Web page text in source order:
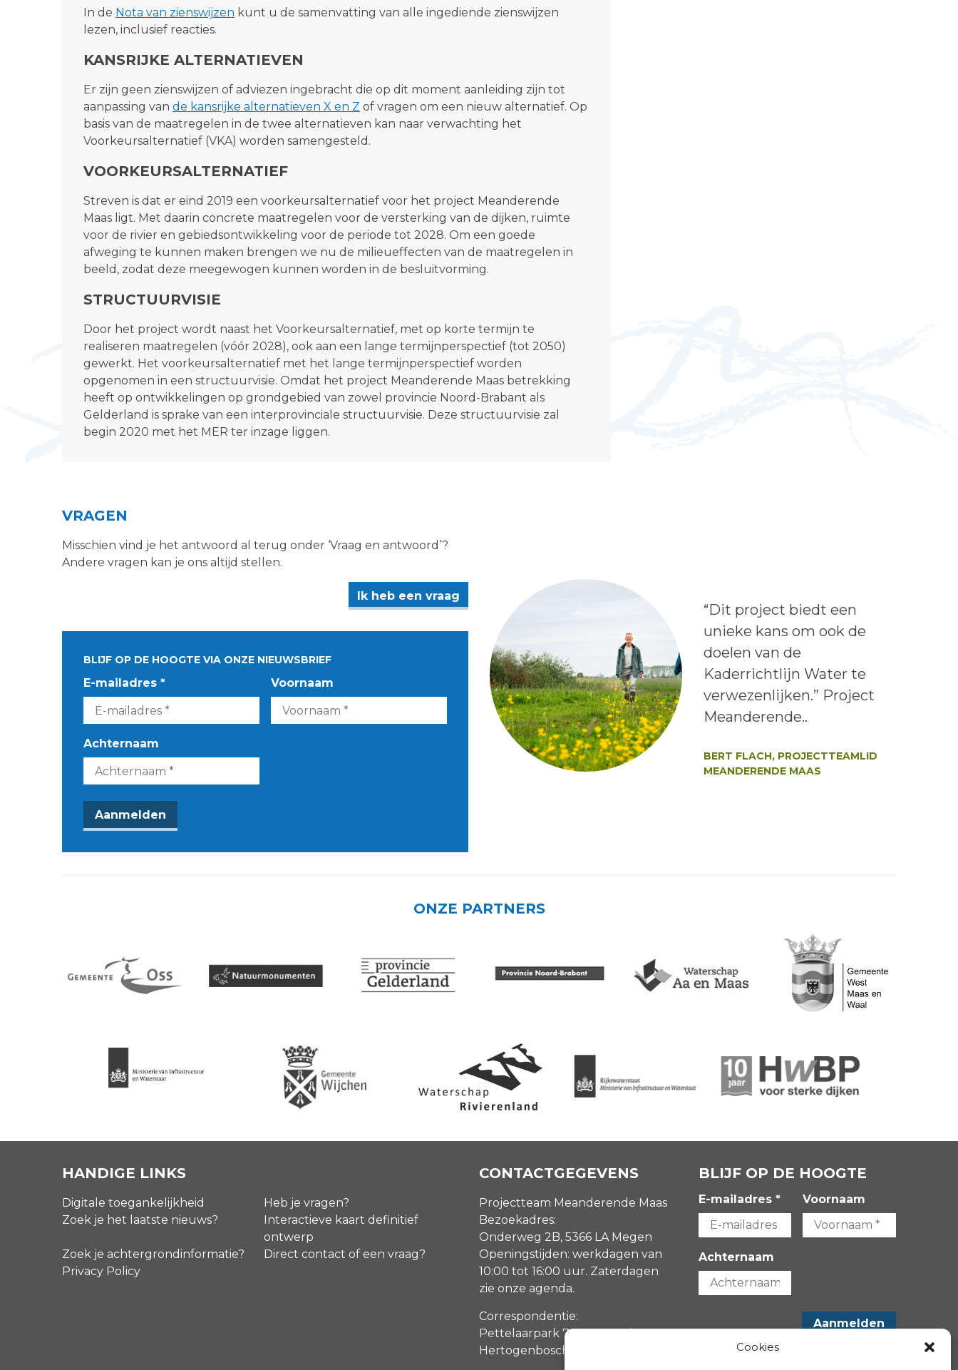
Cookies
In de Nota van zienswijzen kunt u de samenvatting van alle ingediende zienswijzen
lezen, inclusief reacties.
KANSRIJKE ALTERNATIEVEN
Er zijn geen zienswijzen of adviezen ingebracht die op dit moment aanleiding zijn tot
aanpassing van de kansrijke alternatieven X en Z of vragen om een nieuw alternatief. Op
basis van de maatregelen in de twee alternatieven kan naar verwachting het
Voorkeursalternatief (VKA) worden samengesteld.
VOORKEURSALTERNATIEF
Streven is dat er eind 2019 een voorkeursalternatief voor het project Meanderende
Maas ligt. Met daarin concrete maatregelen voor de versterking van de dijken, ruimte
voor de rivier en gebiedsontwikkeling voor de periode tot 2028. Om een goede
afweging te kunnen maken brengen we nu de milieueffecten van de maatregelen in
beeld, zodat deze meegewogen kunnen worden in de besluitvorming.
STRUCTUURVISIE
Door het project wordt naast het Voorkeursalternatief, met op korte termijn te
realiseren maatregelen (vóór 2028), ook aan een lange termijnperspectief (tot 2050)
gewerkt. Het voorkeursalternatief met het lange termijnperspectief worden
opgenomen in een structuurvisie. Omdat het project Meanderende Maas betrekking
heeft op ontwikkelingen op grondgebied van zowel provincie Noord-Brabant als
Gelderland is sprake van een interprovinciale structuurvisie. Deze structuurvisie zal
begin 2020 met het MER ter inzage liggen.
VRAGEN
Misschien vind je het antwoord al terug onder ‘Vraag en antwoord’?
Andere vragen kan je ons altijd stellen.
Ik heb een vraag
BLIJF OP DE HOOGTE VIA ONZE NIEUWSBRIEF
E-mailadres * Voornaam
Achternaam
Lees het bericht:
“Dit project biedt een
unieke kans om ook de
doelen van de
Kaderrichtlijn Water te
verwezenlijken.” Project
Meanderende..
BERT FLACH, PROJECTTEAMLID
MEANDERENDE MAAS
ONZE PARTNERS
HANDIGE LINKS
Digitale toegankelijkheid
Heb je vragen?
Zoek je het laatste nieuws?
Interactieve kaart definitief
ontwerp
Zoek je achtergrondinformatie?
Direct contact of een vraag?
Privacy Policy
CONTACTGEGEVENS
Projectteam Meanderende Maas
Bezoekadres:
Onderweg 2B, 5366 LA Megen
Openingstijden: werkdagen van
10:00 tot 16:00 uur. Zaterdagen
zie onze agenda.
Correspondentie:
Pettelaarpark 70, 5216 PP ‘s-
Hertogenbosch
BLIJF OP DE HOOGTE
E-mailadres * Voornaam
Achternaam